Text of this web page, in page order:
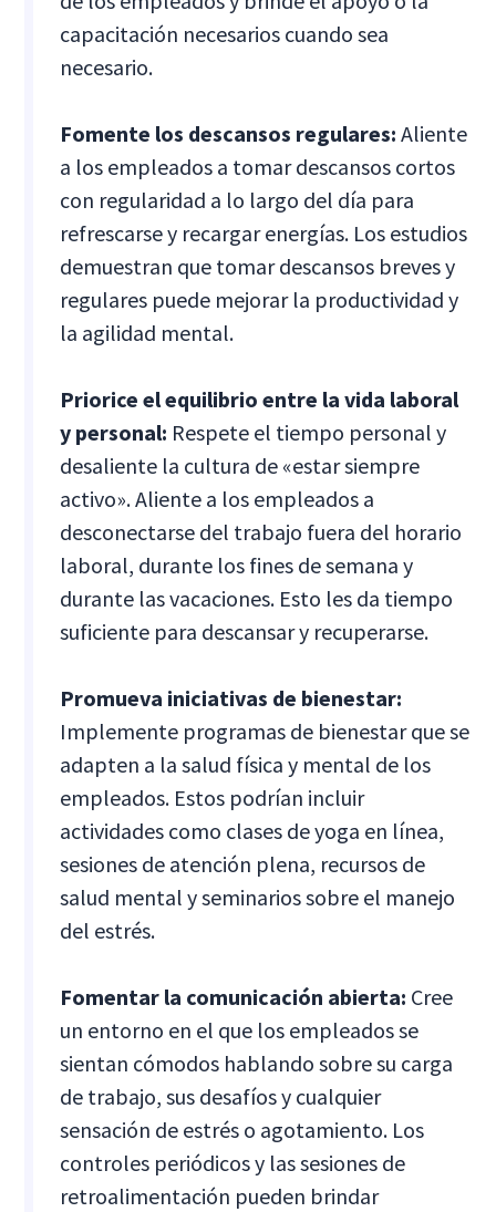
capacitación necesarios cuando sea
necesario.
Fomente los descansos regulares: Aliente
a los empleados a tomar descansos cortos
con regularidad a lo largo del día para
refrescarse y recargar energías. Los estudios
demuestran que tomar descansos breves y
regulares puede mejorar la productividad y
la agilidad mental.
Priorice el equilibrio entre la vida laboral
y personal: Respete el tiempo personal y
desaliente la cultura de «estar siempre
activo». Aliente a los empleados a
desconectarse del trabajo fuera del horario
laboral, durante los fines de semana y
durante las vacaciones. Esto les da tiempo
suficiente para descansar y recuperarse.
Promueva iniciativas de bienestar:
Implemente programas de bienestar que se
adapten a la salud física y mental de los
empleados. Estos podrían incluir
actividades como clases de yoga en línea,
sesiones de atención plena, recursos de
salud mental y seminarios sobre el manejo
del estrés.
Fomentar la comunicación abierta: Cree
un entorno en el que los empleados se
sientan cómodos hablando sobre su carga
de trabajo, sus desafíos y cualquier
sensación de estrés o agotamiento. Los
controles periódicos y las sesiones de
retroalimentación pueden brindar